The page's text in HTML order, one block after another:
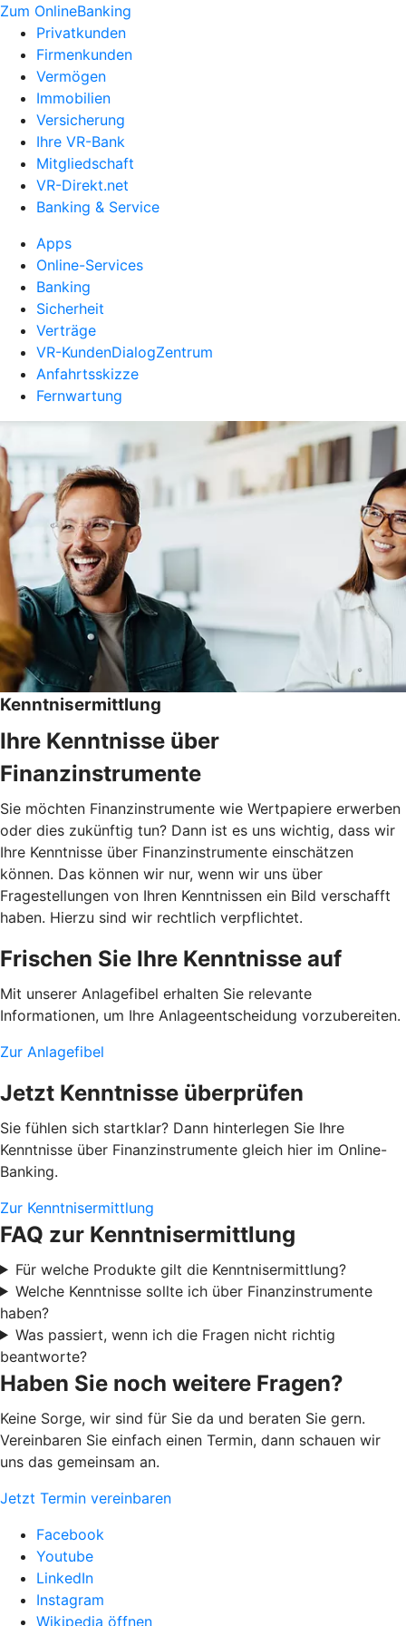
Zum OnlineBanking
Privatkunden
Firmenkunden
Vermögen
Immobilien
Versicherung
Ihre VR-Bank
Mitgliedschaft
VR-Direkt.net
Banking & Service
Apps
Online-Services
Banking
Sicherheit
Verträge
VR-KundenDialogZentrum
Anfahrtsskizze
Fernwartung
Kenntnisermittlung
Ihre Kenntnisse über
Finanzinstrumente
Sie möchten Finanzinstrumente wie Wertpapiere erwerben
oder dies zukünftig tun? Dann ist es uns wichtig, dass wir
Ihre Kenntnisse über Finanzinstrumente einschätzen
können. Das können wir nur, wenn wir uns über
Fragestellungen von Ihren Kenntnissen ein Bild verschafft
haben. Hierzu sind wir rechtlich verpflichtet.
Frischen Sie Ihre Kenntnisse auf
Mit unserer Anlagefibel erhalten Sie relevante
Informationen, um Ihre Anlageentscheidung vorzubereiten.
Zur Anlagefibel
Jetzt Kenntnisse überprüfen
Sie fühlen sich startklar? Dann hinterlegen Sie Ihre
Kenntnisse über Finanzinstrumente gleich hier im Online-
Banking.
Zur Kenntnisermittlung
FAQ zur Kenntnisermittlung
Für welche Produkte gilt die Kenntnisermittlung?
Welche Kenntnisse sollte ich über Finanzinstrumente
haben?
Was passiert, wenn ich die Fragen nicht richtig
beantworte?
Haben Sie noch weitere Fragen?
Keine Sorge, wir sind für Sie da und beraten Sie gern.
Vereinbaren Sie einfach einen Termin, dann schauen wir
uns das gemeinsam an.
Jetzt Termin vereinbaren
Facebook
Youtube
LinkedIn
Instagram
Wikipedia öffnen